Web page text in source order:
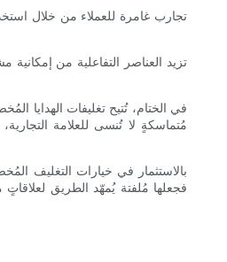
تزيد العناصر التفاعلية من
في الختام، تُتيح تغليفات الهدايا
مُتماسكةٍ لا تُنسى للعلامة
بالاستثمار في خيارات التغليف
فجعلها مُلفتة يُمهّد الطريق لعلاقاتٍ